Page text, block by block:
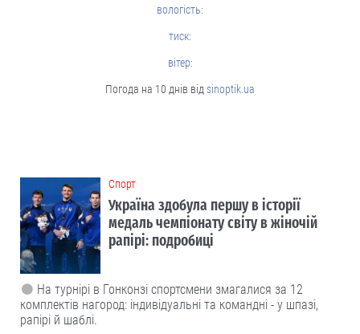
вологість:
тиск:
вітер:
Погода на 10 днів відsinoptik.ua
Cпорт
Україна здобула першу в історії
медаль чемпіонату світу в жіночій
рапірі: подробиці
На турнірі в Гонконзі спортсмени змагалися за 12
комплектів нагород: індивідуальні та командні - у шпазі,
рапірі й шаблі.